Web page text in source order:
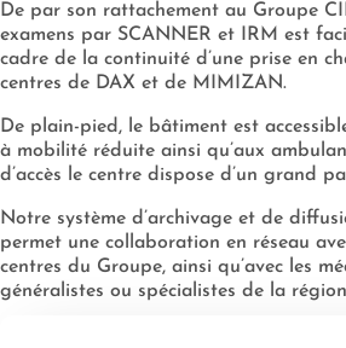
De par son rattachement au Groupe
examens par SCANNER et IRM est
cadre de la continuité d’une prise en
centres de DAX et de MIMIZAN.
De plain-pied, le bâtiment est
à mobilité réduite ainsi qu’aux
d’accès le centre dispose d’un grand
Notre système d’archivage et de
permet une collaboration en réseau
centres du Groupe, ainsi qu’avec les
généralistes ou spécialistes de la